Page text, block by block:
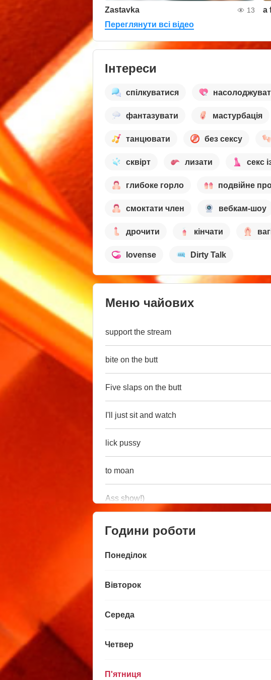
Zastavka 13 a
Переглянути всі відео
Інтереси
спілкуватися
фантазувати мастурбація
танцювати без сексу
сквірт лизати секс
глибоке горло подвійне
смоктати член вебкам-шоу
дрочити кінчати
lovense Dirty Talk
Меню чайових
support the stream
bite on the butt
Five slaps on the butt
I'll just sit and watch
lick pussy
to moan
Ass show!)
Години роботи
Понеділок
Вівторок
Середа
Четвер
П'ятниця